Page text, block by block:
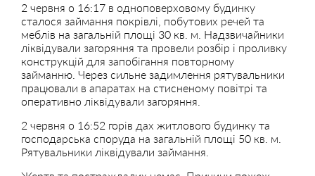
2 червня о 16:17 в одноповерховому будинку
сталося займання покрівлі, побутових речей та
меблів на загальній площі 30 кв. м. Надзвичайники
ліквідували загоряння та провели розбір і проливку
конструкцій для запобігання повторному
займанню. Через сильне задимлення рятувальники
працювали в апаратах на стисненому повітрі та
оперативно ліквідували загоряння.
2 червня о 16:52 горів дах житлового будинку та
господарська споруда на загальній площі 50 кв. м.
Рятувальники ліквідували займання.